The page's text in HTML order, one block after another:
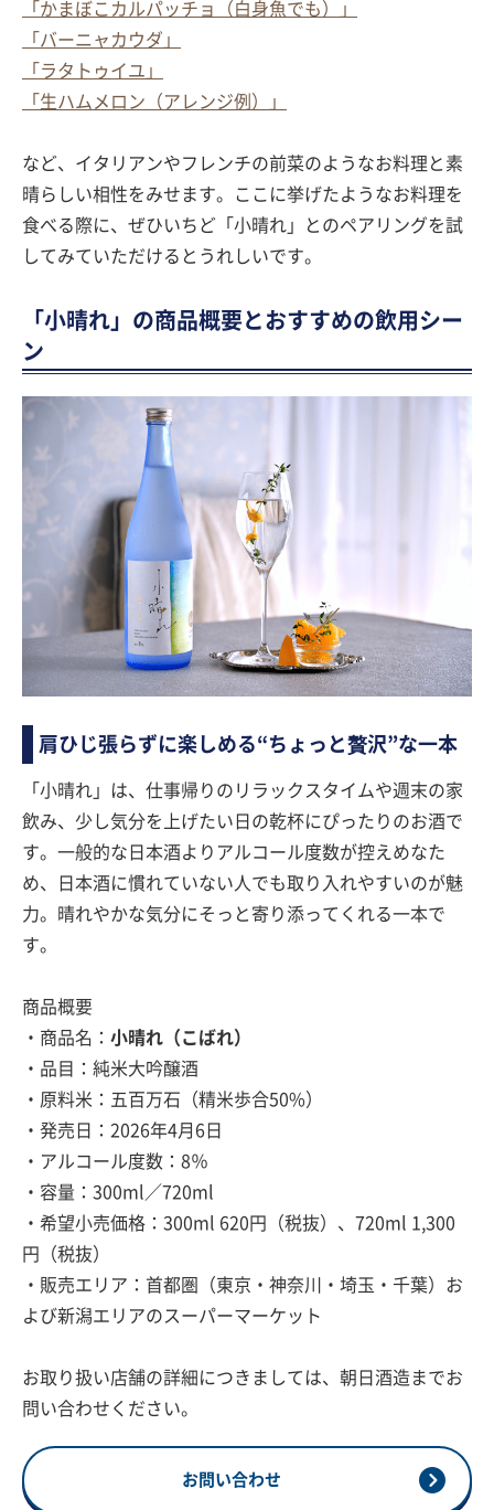
「かまぼこカルパッチョ（白身魚でも）」
「バーニャカウダ」
「ラタトゥイユ」
「生ハムメロン（アレンジ例）」
など、イタリアンやフレンチの前菜のようなお料理と素
晴らしい相性をみせます。ここに挙げたようなお料理を
食べる際に、ぜひいちど「小晴れ」とのペアリングを試
してみていただけるとうれしいです。
「小晴れ」の商品概要とおすすめの飲用シー
ン
肩ひじ張らずに楽しめる“ちょっと贅沢”な一本
「小晴れ」は、仕事帰りのリラックスタイムや週末の家
飲み、少し気分を上げたい日の乾杯にぴったりのお酒で
す。一般的な日本酒よりアルコール度数が控えめなた
め、日本酒に慣れていない人でも取り入れやすいのが魅
力。晴れやかな気分にそっと寄り添ってくれる一本で
す。
商品概要
・商品名： 小晴れ（こばれ）
・品目：純米大吟醸酒
・原料米：五百万石（精米歩合50%）
・発売日：2026年4月6日
・アルコール度数：8％
・容量：300ml／720ml
・希望小売価格：300ml 620円（税抜）、720ml 1,300
円（税抜）
・販売エリア：首都圏（東京・神奈川・埼玉・千葉）お
よび新潟エリアのスーパーマーケット
お取り扱い店舗の詳細につきましては、朝日酒造までお
問い合わせください。
お問い合わせ